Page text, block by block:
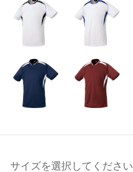
サイズを選択してください